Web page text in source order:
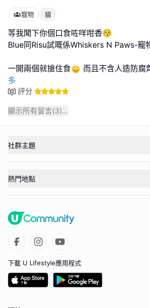
寵物 貓
等我聞下你個口食咗咩咁香😚
Blue同Risu試嘅係Whiskers N Paws-寵
一開兩個就搶住食🙂‍↕️ 而且不含人造防腐
多
評分
顯示所有留言(3)...
社群主題
熱門地點
下載 U Lifestyle應用程式